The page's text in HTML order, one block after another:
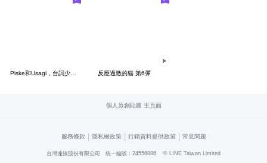
反應過激的貓 第6彈
個人原創貼圖 主頁面
服務條款 | 隱私權政策 | 行銷資料提供政策 | 常見問題
台灣連線股份有限公司 統一編號：24556886 © LINE Taiwan Limited